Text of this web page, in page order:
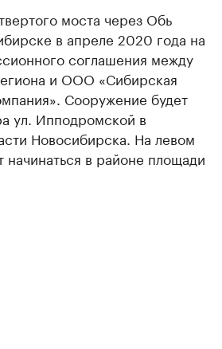
моста через Обь
в апреле 2020 года на
соглашения между
и ООО «Сибирская
Сооружение будет
ул. Ипподромской в
Новосибирска. На левом
начинаться в районе площади